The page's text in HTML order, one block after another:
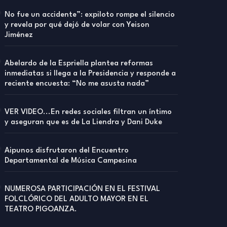
No fue un accidente”: expiloto rompe el silencio
y revela por qué dejó de volar con Yeison
Jiménez
Abelardo de la Espriella plantea reformas
inmediatas si llega a la Presidencia y responde a
reciente encuesta: “No me asusta nada”
VER VIDEO...En redes sociales filtran un íntimo
y aseguran que es de La Liendra y Dani Duke
Aipunos disfrutaron del Encuentro
Departamental de Música Campesina
NUMEROSA PARTICIPACIÓN EN EL FESTIVAL
FOLCLÓRICO DEL ADULTO MAYOR EN EL
TEATRO PIGOANZA.